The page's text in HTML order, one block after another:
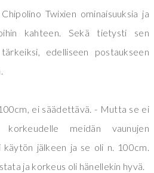
Twixien ominaisuuksia ja
kahteen. Sekä tietysti sen
edelliseen postaukseen
ei säädettävä. - Mutta se ei
meidän vaunujen
jälkeen ja se oli n. 100cm.
ja korkeus oli hänellekin hyvä.